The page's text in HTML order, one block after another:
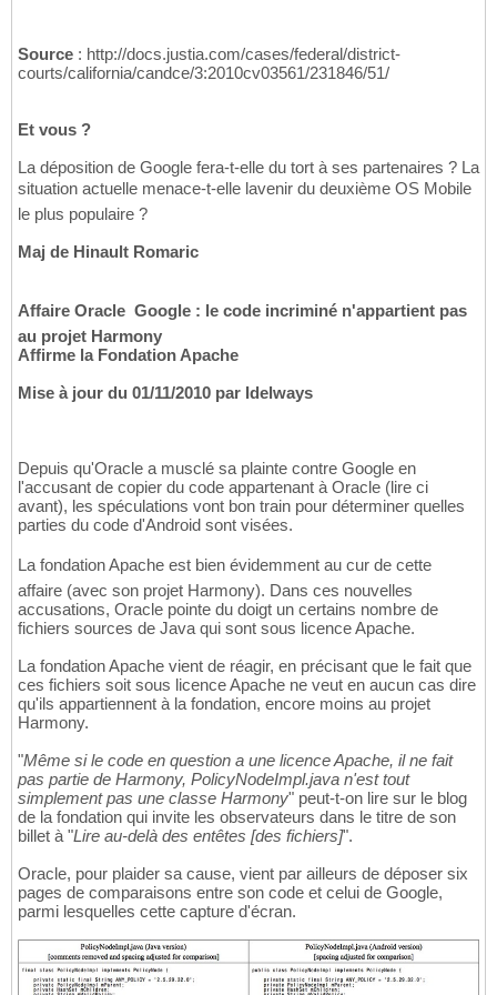
Source : http://docs.justia.com/cases/federal/district-
courts/california/candce/3:2010cv03561/231846/51/
Et vous ?
La déposition de Google fera-t-elle du tort à ses partenaires ? La
situation actuelle menace-t-elle lavenir du deuxième OS Mobile
le plus populaire ?
Maj de Hinault Romaric
Affaire Oracle  Google : le code incriminé n'appartient pas
au projet Harmony
Affirme la Fondation Apache
Mise à jour du 01/11/2010 par Idelways
Depuis qu'Oracle a musclé sa plainte contre Google en
l'accusant de copier du code appartenant à Oracle (lire ci
avant), les spéculations vont bon train pour déterminer quelles
parties du code d'Android sont visées.
La fondation Apache est bien évidemment au cur de cette
affaire (avec son projet Harmony). Dans ces nouvelles
accusations, Oracle pointe du doigt un certains nombre de
fichiers sources de Java qui sont sous licence Apache.
La fondation Apache vient de réagir, en précisant que le fait que
ces fichiers soit sous licence Apache ne veut en aucun cas dire
qu'ils appartiennent à la fondation, encore moins au projet
Harmony.
"Même si le code en question a une licence Apache, il ne fait
pas partie de Harmony, PolicyNodeImpl.java n'est tout
simplement pas une classe Harmony" peut-t-on lire sur le blog
de la fondation qui invite les observateurs dans le titre de son
billet à "Lire au-delà des entêtes [des fichiers]".
Oracle, pour plaider sa cause, vient par ailleurs de déposer six
pages de comparaisons entre son code et celui de Google,
parmi lesquelles cette capture d'écran.